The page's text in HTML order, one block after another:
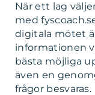
När ett lag
med
digitala mötet
informationen
bästa möjliga
även en
frågor besvaras.